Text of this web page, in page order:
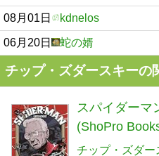
08月01日 kdnelos
06月20日 蛇の婿
チップ・ズダースキーの
スパイダーマ
(ShoPro
チップ・ズダー